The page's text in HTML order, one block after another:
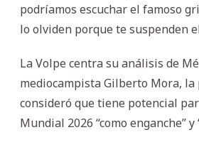
podríamos escuchar el famoso
lo olviden porque te suspenden
La Volpe centra su análisis de
mediocampista Gilberto Mora, la
consideró que tiene potencial
Mundial 2026 “como enganche” y